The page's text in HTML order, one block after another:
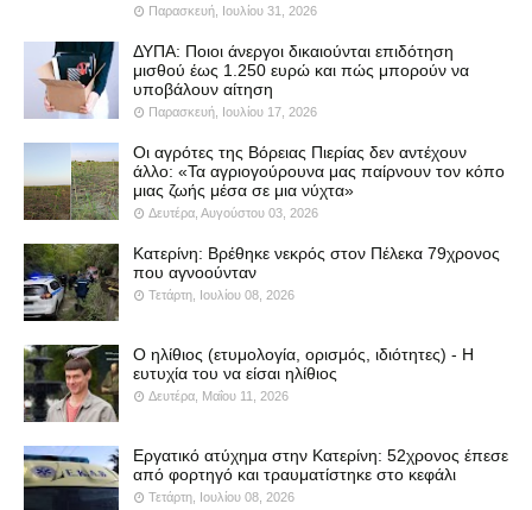
Παρασκευή, Ιουλίου 31, 2026
ΔΥΠΑ: Ποιοι άνεργοι δικαιούνται επιδότηση
μισθού έως 1.250 ευρώ και πώς μπορούν να
υποβάλουν αίτηση
Παρασκευή, Ιουλίου 17, 2026
Οι αγρότες της Βόρειας Πιερίας δεν αντέχουν
άλλο: «Τα αγριογούρουνα μας παίρνουν τον κόπο
μιας ζωής μέσα σε μια νύχτα»
Δευτέρα, Αυγούστου 03, 2026
Κατερίνη: Βρέθηκε νεκρός στον Πέλεκα 79χρονος
που αγνοούνταν
Τετάρτη, Ιουλίου 08, 2026
Ο ηλίθιος (ετυμολογία, ορισμός, ιδιότητες) - Η
ευτυχία του να είσαι ηλίθιος
Δευτέρα, Μαΐου 11, 2026
Εργατικό ατύχημα στην Κατερίνη: 52χρονος έπεσε
από φορτηγό και τραυματίστηκε στο κεφάλι
Τετάρτη, Ιουλίου 08, 2026